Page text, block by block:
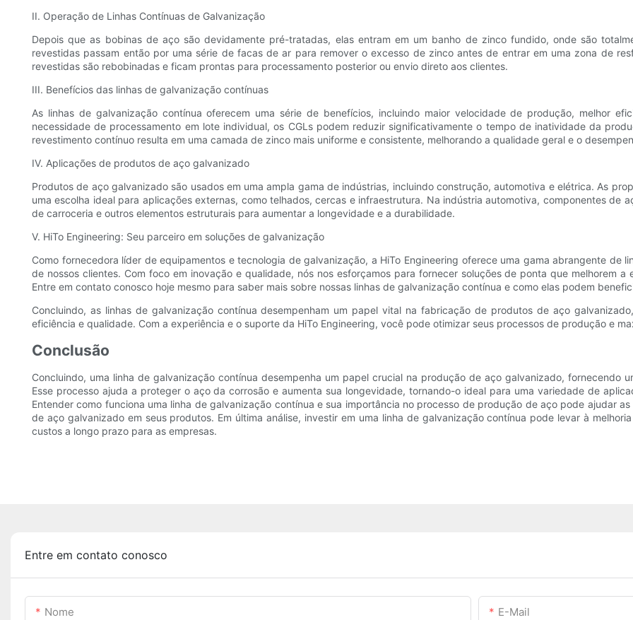
II. Operação de Linhas Contínuas de Galvanização
Depois que as bobinas de aço são devidamente pré-tratadas, elas entram em um banho de zinco fundido, onde são
revestidas passam então por uma série de facas de ar para remover o excesso de zinco antes de entrar em uma zona de
revestidas são rebobinadas e ficam prontas para processamento posterior ou envio direto aos clientes.
III. Benefícios das linhas de galvanização contínuas
As linhas de galvanização contínua oferecem uma série de benefícios, incluindo maior velocidade de produção, melhor
necessidade de processamento em lote individual, os CGLs podem reduzir significativamente o tempo de inatividade da
revestimento contínuo resulta em uma camada de zinco mais uniforme e consistente, melhorando a qualidade geral e o
IV. Aplicações de produtos de aço galvanizado
Produtos de aço galvanizado são usados ​​em uma ampla gama de indústrias, incluindo construção, automotiva e elétrica. As
uma escolha ideal para aplicações externas, como telhados, cercas e infraestrutura. Na indústria automotiva, componentes de
de carroceria e outros elementos estruturais para aumentar a longevidade e a durabilidade.
V. HiTo Engineering: Seu parceiro em soluções de galvanização
Como fornecedora líder de equipamentos e tecnologia de galvanização, a HiTo Engineering oferece uma gama abrangente de
de nossos clientes. Com foco em inovação e qualidade, nós nos esforçamos para fornecer soluções de ponta que melhorem
Entre em contato conosco hoje mesmo para saber mais sobre nossas linhas de galvanização contínua e como elas podem
Concluindo, as linhas de galvanização contínua desempenham um papel vital na fabricação de produtos de aço
eficiência e qualidade. Com a experiência e o suporte da HiTo Engineering, você pode otimizar seus processos de produção e
Conclusão
Concluindo, uma linha de galvanização contínua desempenha um papel crucial na produção de aço galvanizado, fornecendo
Esse processo ajuda a proteger o aço da corrosão e aumenta sua longevidade, tornando-o ideal para uma variedade de
Entender como funciona uma linha de galvanização contínua e sua importância no processo de produção de aço pode ajudar
de aço galvanizado em seus produtos. Em última análise, investir em uma linha de galvanização contínua pode levar à
custos a longo prazo para as empresas.
Entre em contato conosco
Nome E-Mail